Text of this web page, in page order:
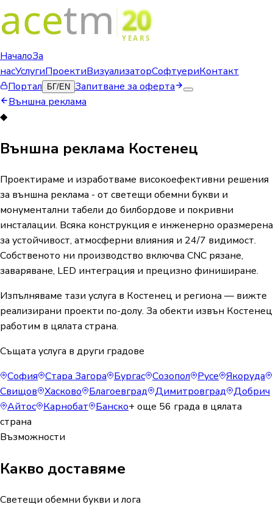
НачалоЗа
насУслугиПроектиВизуализаторСофтуериКонтакт
Портал
БГ/EN
Запитване за оферта
Външна реклама
◆
Външна реклама Костенец
Проектираме и изработваме високоефективни решения
за външна реклама - от светещи обемни букви и
монументални табели до билбордове и покривни
инсталации. Всяка конструкция е инженерно оразмерена
за устойчивост, атмосферни влияния и 24/7 видимост.
Собственото ни производство включва CNC рязане,
заваряване, LED интеграция и прецизно финиширане.
Изпълняваме тази услуга в Костенец и региона — вижте
реализирани проекти по-долу. За обекти извън Костенец
работим в цялата страна.
Същата услуга в други градове
София Стара Загора Бургас Созопол Русе Якоруда
Свищов Хасково Благоевград Димитровград Добрич
Айтос Карнобат Банско+ още 56 града в цялата
страна
Възможности
Какво доставяме
Светещи обемни букви и лога